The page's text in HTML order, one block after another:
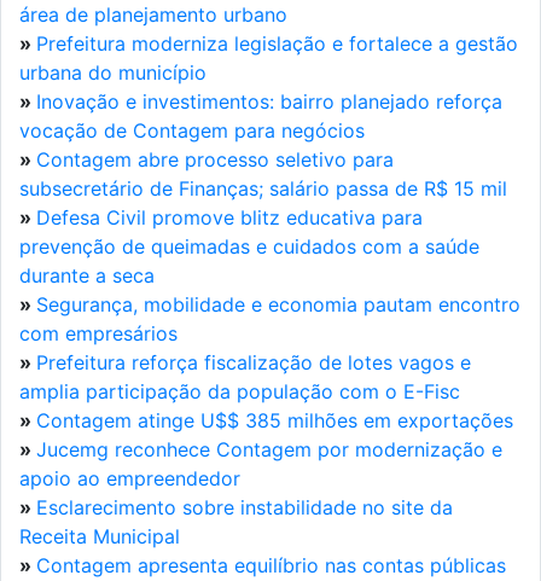
área de planejamento urbano
» Prefeitura moderniza legislação e fortalece a gestão
urbana do município
» Inovação e investimentos: bairro planejado reforça
vocação de Contagem para negócios
» Contagem abre processo seletivo para
subsecretário de Finanças; salário passa de R$ 15 mil
» Defesa Civil promove blitz educativa para
prevenção de queimadas e cuidados com a saúde
durante a seca
» Segurança, mobilidade e economia pautam encontro
com empresários
» Prefeitura reforça fiscalização de lotes vagos e
amplia participação da população com o E-Fisc
» Contagem atinge U$$ 385 milhões em exportações
» Jucemg reconhece Contagem por modernização e
apoio ao empreendedor
» Esclarecimento sobre instabilidade no site da
Receita Municipal
» Contagem apresenta equilíbrio nas contas públicas